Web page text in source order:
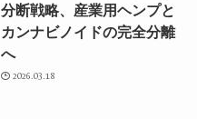
分断戦略、産業用ヘンプと
カンナビノイドの完全分離
へ
2026.03.18